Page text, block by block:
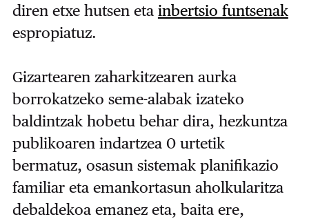
diren etxe hutsen eta inbertsio funtsenak
espropiatuz.
Gizartearen zaharkitzearen aurka
borrokatzeko seme-alabak izateko
baldintzak hobetu behar dira, hezkuntza
publikoaren indartzea 0 urtetik
bermatuz, osasun sistemak planifikazio
familiar eta emankortasun aholkularitza
debaldekoa emanez eta, baita ere,